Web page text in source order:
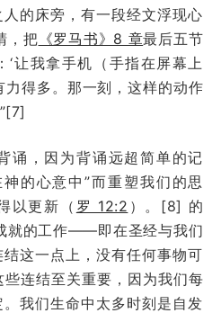
的床旁，有一段经文浮现心
，把 《罗马书》8 章最后五节
让我拿手机（手指在屏幕上
力得多。那一刻，这样的动作
诵，因为背诵远超简单的记
的心意中”而重塑我们的思
以更新（ 罗 12:2 ）。[8] 的
就的工作——即在圣经与我们
这一点上，没有任何事物可
连结至关重要，因为我们每
我们生命中太多时刻是自发